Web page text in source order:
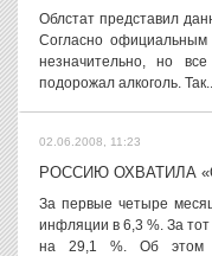
Облстат представил
Согласно официальным
незначительно, но
подорожал алкоголь.
02.06.2008, 11:23
РОССИЮ ОХВАТИЛА
За первые четыре
инфляции в 6,3 %. За
на 29,1 %. Об этом